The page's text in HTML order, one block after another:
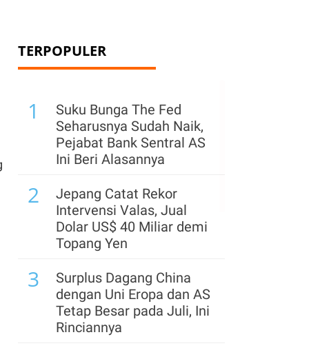
TERPOPULER
1
Suku Bunga The Fed
Seharusnya Sudah Naik,
Pejabat Bank Sentral AS
Ini Beri Alasannya
2
Jepang Catat Rekor
Intervensi Valas, Jual
Dolar US$ 40 Miliar demi
Topang Yen
3
Surplus Dagang China
dengan Uni Eropa dan AS
Tetap Besar pada Juli, Ini
Rinciannya